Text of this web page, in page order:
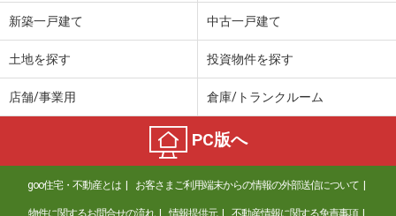
新築一戸建て 中古一戸建て
土地を探す 投資物件を探す
店舗/事業用 倉庫/トランクルーム
PC版へ
goo住宅・不動産とは お客さまご利用端末からの情報の外部送信について
物件に関するお問合せの流れ 情報提供元 不動産情報に関する免責事項